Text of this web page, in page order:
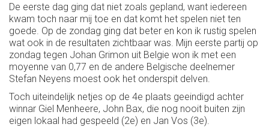
De eerste dag ging dat niet zoals gepland, want iedereen
kwam toch naar mij toe en dat komt het spelen niet ten
goede. Op de zondag ging dat beter en kon ik rustig spelen
wat ook in de resultaten zichtbaar was. Mijn eerste partij op
zondag tegen Johan Grimon uit Belgie won ik met een
moyenne van 0,77 en de andere Belgische deelnemer
Stefan Neyens moest ook het onderspit delven.
Toch uiteindelijk netjes op de 4e plaats geeindigd achter
winnar Giel Menheere, John Bax, die nog nooit buiten zijn
eigen lokaal had gespeeld (2e) en Jan Vos (3e).